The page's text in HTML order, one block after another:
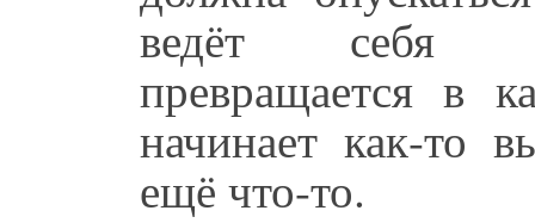
ведёт себя
превращается в
начинает как-то
ещё что-то.